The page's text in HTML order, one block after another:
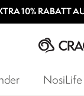
10% RABATT
NosiLife